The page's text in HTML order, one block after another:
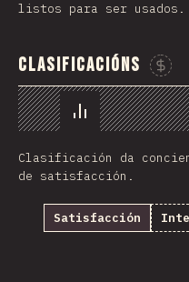
listos para ser usados.
Clasificacións
Chart
Clasificación da
de satisfacción.
Satisfacción